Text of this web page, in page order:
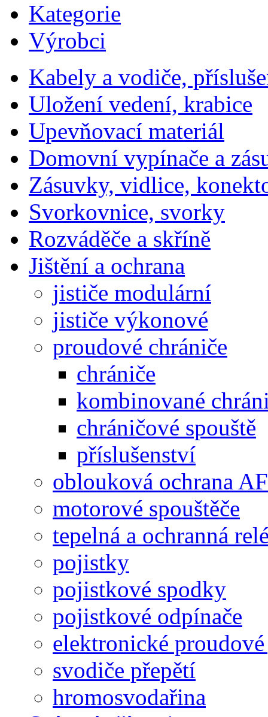
Kategorie
Výrobci
Kabely a vodiče,
Uložení vedení, krabice
Upevňovací materiál
Domovní vypínače a
Zásuvky, vidlice,
Svorkovnice, svorky
Rozváděče a skříně
Jištění a ochrana
jističe modulární
jističe výkonové
proudové chrániče
chrániče
kombinované
chráničové spouště
příslušenství
oblouková ochrana
motorové spouštěče
tepelná a ochranná
pojistky
pojistkové spodky
pojistkové odpínače
elektronické
svodiče přepětí
hromosvodařina